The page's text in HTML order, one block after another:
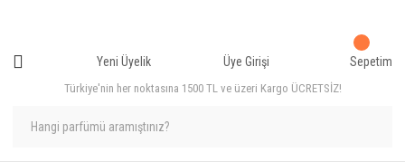
Türkiye'nin her noktasına 1500 TL ve üzeri Kargo ÜCRETSİZ!
Yeni Üyelik Üye Girişi Sepetim